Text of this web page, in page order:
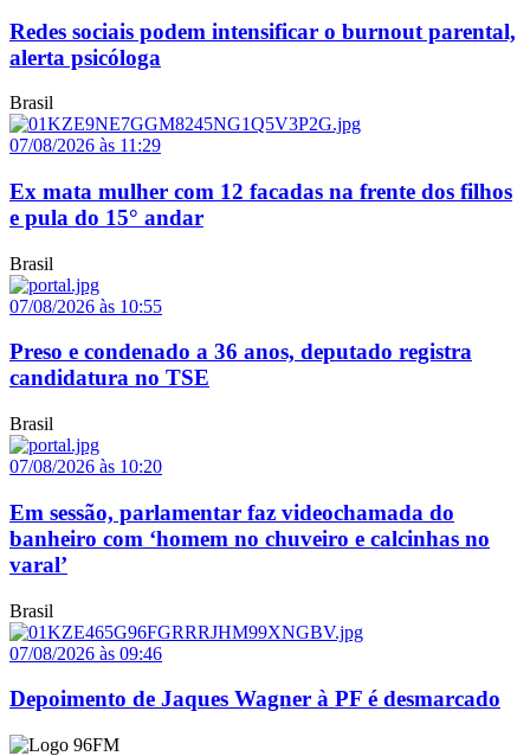
Redes sociais podem intensificar o burnout parental,
alerta psicóloga
Brasil
07/08/2026 às 11:29
Ex mata mulher com 12 facadas na frente dos filhos
e pula do 15° andar
Brasil
07/08/2026 às 10:55
Preso e condenado a 36 anos, deputado registra
candidatura no TSE
Brasil
07/08/2026 às 10:20
Em sessão, parlamentar faz videochamada do
banheiro com ‘homem no chuveiro e calcinhas no
varal’
Brasil
07/08/2026 às 09:46
Depoimento de Jaques Wagner à PF é desmarcado